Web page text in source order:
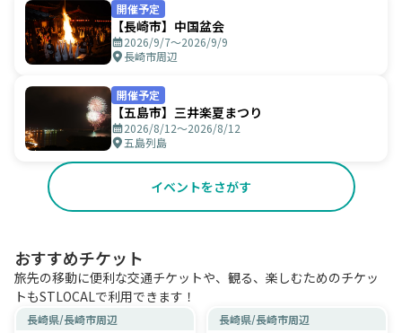
開催予定
【長崎市】中国盆会
2026/9/7〜2026/9/9
長崎市周辺
開催予定
【五島市】三井楽夏まつり
2026/8/12〜2026/8/12
五島列島
イベントをさがす
おすすめチケット
旅先の移動に便利な交通チケットや、観る、楽しむためのチケッ
トもSTLOCALで利用できます！
長崎県/長崎市周辺 長崎県/長崎市周辺